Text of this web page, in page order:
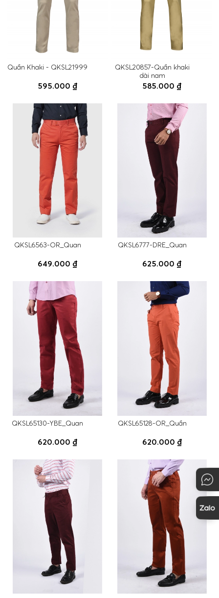
Quần Khaki - QKSL21999
595.000 ₫
QKSL20857-Quần khaki
dài nam
585.000 ₫
QKSL6563-OR_Quan
649.000 ₫
QKSL6777-DRE_Quan
625.000 ₫
QKSL65130-YBE_Quan
620.000 ₫
QKSL65128-OR_Quần
620.000 ₫